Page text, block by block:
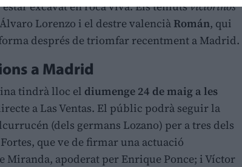
excavat en roca viva. Els temutsvictorinos
Lorenzo i el destre valencià Román, qui
després de triomfar recentment a Madrid.
a Madrid
tindrà lloc el diumenge 24 de maig a les
a Las Ventas. El públic podrà seguir la
(dels germans Lozano) per a tres dels
que ve de firmar una actuació
Miranda, apoderat per Enrique Ponce; i Víctor